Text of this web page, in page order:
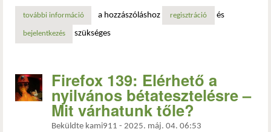
további információa firefox 140 béta megérkezett – ez lesz a következő esr-
a hozzászóláshoz regisztráció és
bejelentkezés szükséges
Firefox 139: Elérhető a
nyilvános bétatesztelésre –
Mit várhatunk tőle?
Beküldte kami911 - 2025. máj. 04. 06:53